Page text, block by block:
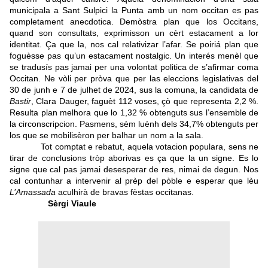
municipala a Sant Sulpici la Punta amb un nom occitan es pas
completament anecdotica. Demòstra plan que los Occitans,
quand son consultats, exprimisson un cèrt estacament a lor
identitat. Ça que la, nos cal relativizar l’afar. Se poiriá plan que
foguèsse pas qu’un estacament nostalgic. Un interés menèl que
se tradusís pas jamai per una volontat politica de s’afirmar coma
Occitan. Ne vòli per pròva que per las eleccions legislativas del
30 de junh e 7 de julhet de 2024, sus la comuna, la candidata de
Bastir , Clara Dauger, faguèt 112 voses, çò que representa 2,2 %.
Resulta plan melhora que lo 1,32 % obtenguts sus l’ensemble de
la circonscripcion. Pasmens, sèm luènh dels 34,7% obtenguts per
los que se mobilisèron per balhar un nom a la sala.
Tot comptat e rebatut, aquela votacion populara, sens ne
tirar de conclusions tròp aborivas es ça que la un signe. Es lo
signe que cal pas jamai desesperar de res, nimai de degun. Nos
cal contunhar a intervenir al prèp del pòble e esperar que lèu
L’Amassada aculhirà de bravas fèstas occitanas.
Sèrgi Viaule